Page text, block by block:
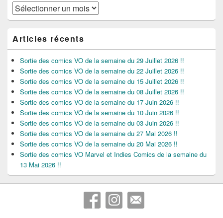
Archives
Articles récents
Sortie des comics VO de la semaine du 29 Juillet 2026 !!
Sortie des comics VO de la semaine du 22 Juillet 2026 !!
Sortie des comics VO de la semaine du 15 Juillet 2026 !!
Sortie des comics VO de la semaine du 08 Juillet 2026 !!
Sortie des comics VO de la semaine du 17 Juin 2026 !!
Sortie des comics VO de la semaine du 10 Juin 2026 !!
Sortie des comics VO de la semaine du 03 Juin 2026 !!
Sortie des comics VO de la semaine du 27 Mai 2026 !!
Sortie des comics VO de la semaine du 20 Mai 2026 !!
Sortie des comics VO Marvel et Indies Comics de la semaine du
13 Mai 2026 !!